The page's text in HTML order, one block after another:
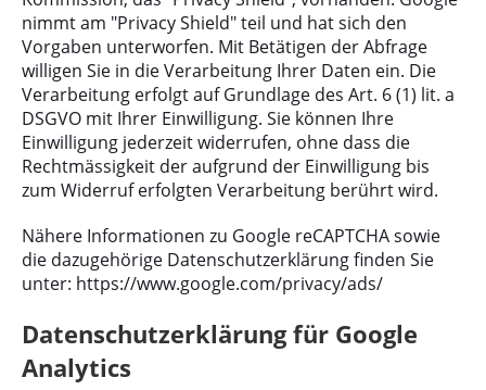
nimmt am "Privacy Shield" teil und hat sich den
Vorgaben unterworfen. Mit Betätigen der Abfrage
willigen Sie in die Verarbeitung Ihrer Daten ein. Die
Verarbeitung erfolgt auf Grundlage des Art. 6 (1) lit. a
DSGVO mit Ihrer Einwilligung. Sie können Ihre
Einwilligung jederzeit widerrufen, ohne dass die
Rechtmässigkeit der aufgrund der Einwilligung bis
zum Widerruf erfolgten Verarbeitung berührt wird.
Nähere Informationen zu Google reCAPTCHA sowie
die dazugehörige Datenschutzerklärung finden Sie
unter: https://www.google.com/privacy/ads/
Datenschutzerklärung für Google
Analytics